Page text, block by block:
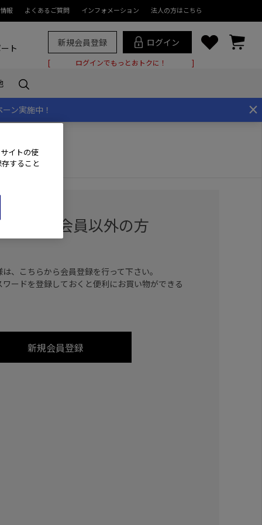
報 よくあるご質問 インフォメーション 法人の方はこちら
ト 新規会員登録 ログイン
ログインでもっとおトクに！
×
ン実施中！
の方・会員以外の方
、こちらから会員登録を行って下さい。
ードを登録しておくと便利にお買い物ができる
イトの使
すること